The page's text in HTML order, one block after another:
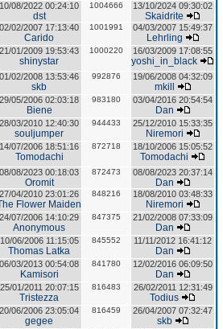
10/08/2022 00:24:10
dst
1004666 13/10/2024 09:30:02
Skaidrite
02/02/2007 17:13:40
Carido
1001991 04/03/2007 15:49:37
Lehrling
21/01/2009 19:53:43
shinystar
1000220 16/03/2009 17:08:55
yoshi_in_black
01/02/2008 13:53:46
skb
992876 19/06/2008 04:32:09
mkill
29/05/2006 02:03:18
Biene
983180 03/04/2016 20:54:54
Dan
28/03/2010 12:40:30
souljumper
944433 25/12/2010 15:33:35
Niremori
14/07/2006 18:51:16
Tomodachi
872718 18/10/2006 15:05:52
Tomodachi
08/08/2023 00:18:03
Oromit
872473 08/08/2023 20:37:14
Dan
27/04/2010 23:01:26
Flower Maiden
848216 18/08/2010 03:48:33
Niremori
24/07/2006 14:10:29
Anonymous
847375 21/02/2008 07:33:09
Dan
10/06/2006 11:15:05
Thomas Latka
845552 11/11/2012 16:41:12
Dan
06/03/2013 00:54:08
Kamisori
841780 12/02/2016 06:09:50
Dan
25/01/2011 20:07:15
Tristezza
816483 26/02/2011 12:31:49
Todius
20/06/2006 23:05:04
gegee
816459 26/04/2007 07:32:47
skb